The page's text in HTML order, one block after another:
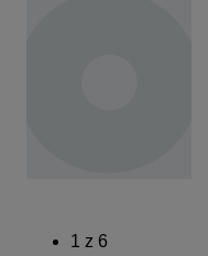
1 z 6